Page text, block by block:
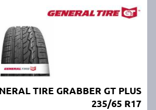
TIRE GRABBER GT PLUS
235/65 R17